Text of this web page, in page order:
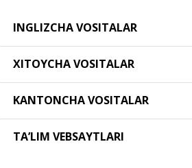
INGLIZCHA VOSITALAR
XITOYCHA VOSITALAR
KANTONCHA VOSITALAR
TAʼLIM VEBSAYTLARI